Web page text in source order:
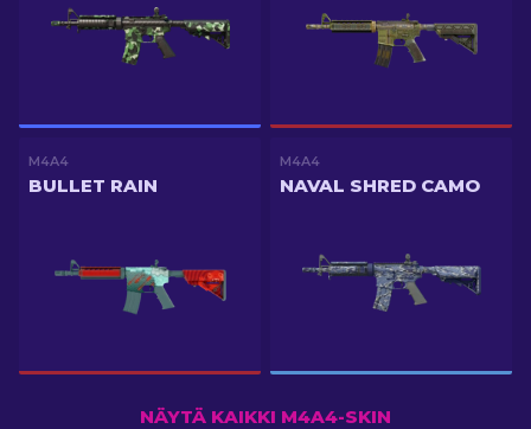
M4A4
BULLET RAIN
M4A4
NAVAL SHRED CAMO
NÄYTÄ KAIKKI M4A4-SKIN